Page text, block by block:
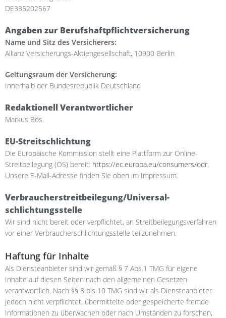
DE335202567
Angaben zur Berufshaftpflichtversicherung
Name und Sitz des Versicherers:
Allianz Versicherungs-Aktiengesellschaft, 10900 Berlin
Geltungsraum der Versicherung:
Innerhalb der Bundesrepublik Deutschland
Redaktionell Verantwortlicher
Markus Bös
EU-Streitschlichtung
Die Europäische Kommission stellt eine Plattform zur Online-
Streitbeilegung (OS) bereit: https://ec.europa.eu/consumers/odr.
Unsere E-Mail-Adresse finden Sie oben im Impressum.
Verbraucher­streit­beilegung/Universal­
schlichtungs­stelle
Wir sind nicht bereit oder verpflichtet, an Streitbeilegungsverfahren
vor einer Verbraucherschlichtungsstelle teilzunehmen.
Haftung für Inhalte
Als Diensteanbieter sind wir gemäß § 7 Abs.1 TMG für eigene
Inhalte auf diesen Seiten nach den allgemeinen Gesetzen
verantwortlich. Nach §§ 8 bis 10 TMG sind wir als Diensteanbieter
jedoch nicht verpflichtet, übermittelte oder gespeicherte fremde
Informationen zu überwachen oder nach Umständen zu forschen,